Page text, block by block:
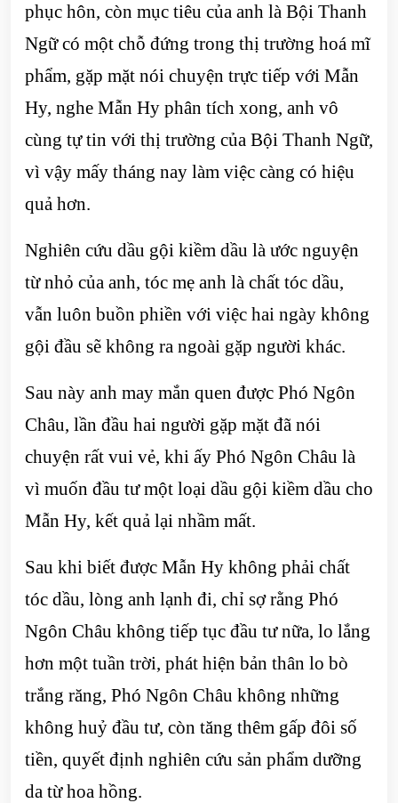
phục hôn, còn mục tiêu của anh là Bội Thanh
Ngữ có một chỗ đứng trong thị trường hoá mĩ
phẩm, gặp mặt nói chuyện trực tiếp với Mẫn
Hy, nghe Mẫn Hy phân tích xong, anh vô
cùng tự tin với thị trường của Bội Thanh Ngữ,
vì vậy mấy tháng nay làm việc càng có hiệu
quả hơn.
Nghiên cứu dầu gội kiềm dầu là ước nguyện
từ nhỏ của anh, tóc mẹ anh là chất tóc dầu,
vẫn luôn buồn phiền với việc hai ngày không
gội đầu sẽ không ra ngoài gặp người khác.
Sau này anh may mắn quen được Phó Ngôn
Châu, lần đầu hai người gặp mặt đã nói
chuyện rất vui vẻ, khi ấy Phó Ngôn Châu là
vì muốn đầu tư một loại dầu gội kiềm dầu cho
Mẫn Hy, kết quả lại nhầm mất.
Sau khi biết được Mẫn Hy không phải chất
tóc dầu, lòng anh lạnh đi, chỉ sợ rằng Phó
Ngôn Châu không tiếp tục đầu tư nữa, lo lắng
hơn một tuần trời, phát hiện bản thân lo bò
trắng răng, Phó Ngôn Châu không những
không huỷ đầu tư, còn tăng thêm gấp đôi số
tiền, quyết định nghiên cứu sản phẩm dưỡng
da từ hoa hồng.